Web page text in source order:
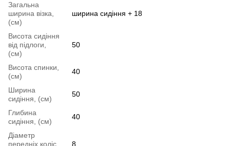
Загальна
ширина візка,
(см)
ширина сидіння + 18
Висота сидіння
від підлоги,
(см)
50
Висота спинки,
(см)
40
Ширина
сидіння, (см)
50
Глибина
сидіння, (см)
40
Діаметр
передніх коліс,
8